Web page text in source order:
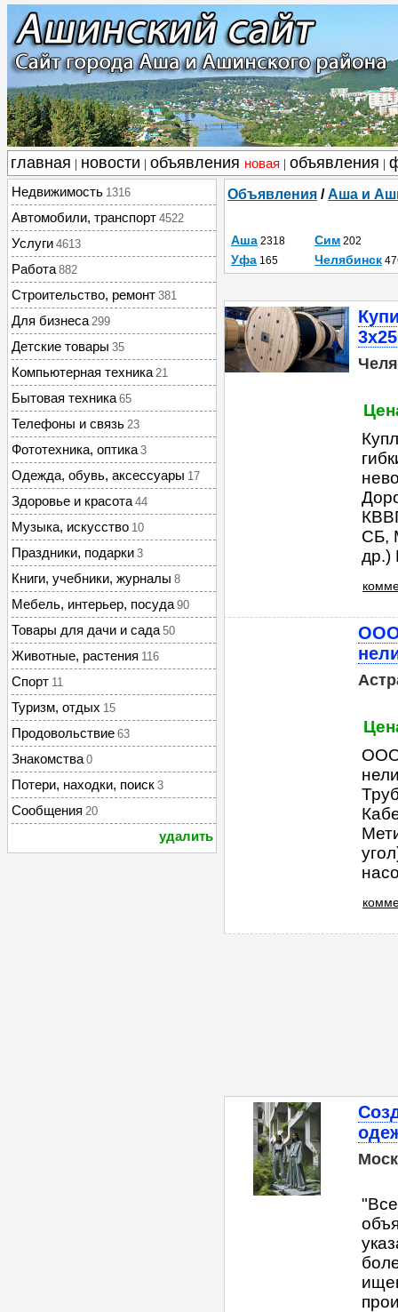
главная новости объявления новая объявления
Недвижимость 1316
Автомобили, транспорт 4522
Услуги 4613
Работа 882
Строительство, ремонт 381
Для бизнеса 299
Детские товары 35
Компьютерная техника 21
Бытовая техника 65
Телефоны и связь 23
Фототехника, оптика 3
Одежда, обувь, аксессуары 17
Здоровье и красота 44
Музыка, искусство 10
Праздники, подарки 3
Книги, учебники, журналы 8
Мебель, интерьер, посуда 90
Товары для дачи и сада 50
Животные, растения 116
Спорт 11
Туризм, отдых 15
Продовольствие 63
Знакомства 0
Потери, находки, поиск 3
Сообщения 20
удалить
Объявления /Аша и
Аша 2318 Сим 202
Уфа 165 Челябинск
СБ,
др.)
ООО
ООО